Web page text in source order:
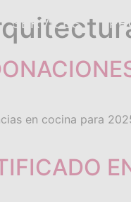
SERVICES
en cocina para